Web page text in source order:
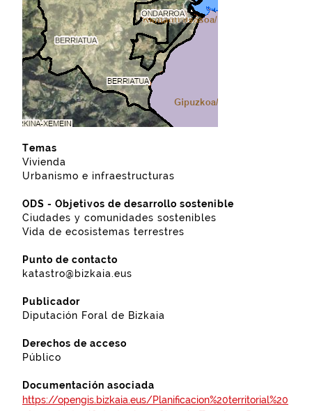
Temas
Vivienda
Urbanismo e infraestructuras
ODS - Objetivos de desarrollo sostenible
Ciudades y comunidades sostenibles
Vida de ecosistemas terrestres
Punto de contacto
katastro@bizkaia.eus
Publicador
Diputación Foral de Bizkaia
Derechos de acceso
Público
Documentación asociada
https://opengis.bizkaia.eus/Planificacion%20territorial%20